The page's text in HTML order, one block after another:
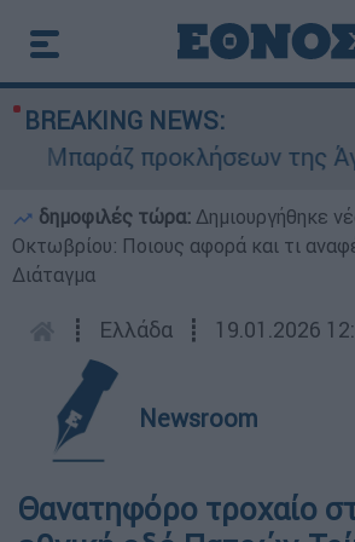
BREAKING NEWS:
Μπαράζ προκλήσεων της
δημοφιλές τώρα: Δημιουργήθηκε
Οκτωβρίου: Ποιους αφορά και τι
Διάταγμα
┋ Ελλάδα ┋ 19.01.2026
Newsroom
Θανατηφόρο τροχαίο